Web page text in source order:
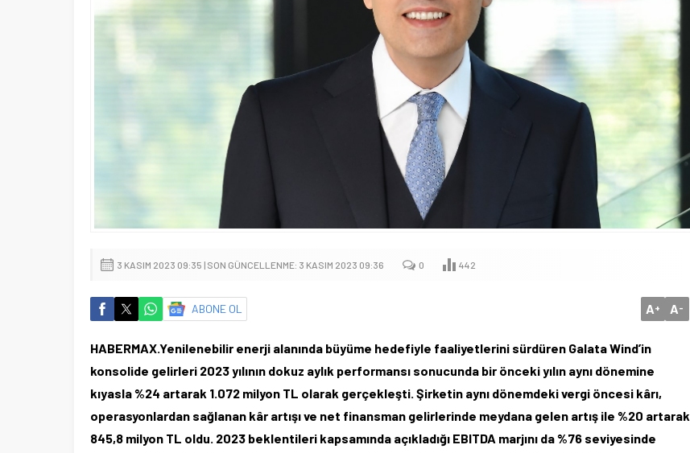
3 KASIM 2023 09:35 | SON GÜNCELLENME: 3 KASIM 2023 09:36 0 442
ABONE OL A+ A-
HABERMAX.Yenilenebilir enerji alanında büyüme hedefiyle faaliyetlerini sürdüren Galata Wind’in
konsolide gelirleri 2023 yılının dokuz aylık performansı sonucunda bir önceki yılın aynı dönemine
kıyasla %24 artarak 1.072 milyon TL olarak gerçekleşti. Şirketin aynı dönemdeki vergi öncesi kârı,
operasyonlardan sağlanan kâr artışı ve net finansman gelirlerinde meydana gelen artış ile %20 artarak
845,8 milyon TL oldu. 2023 beklentileri kapsamında açıkladığı EBITDA marjını da %76 seviyesinde